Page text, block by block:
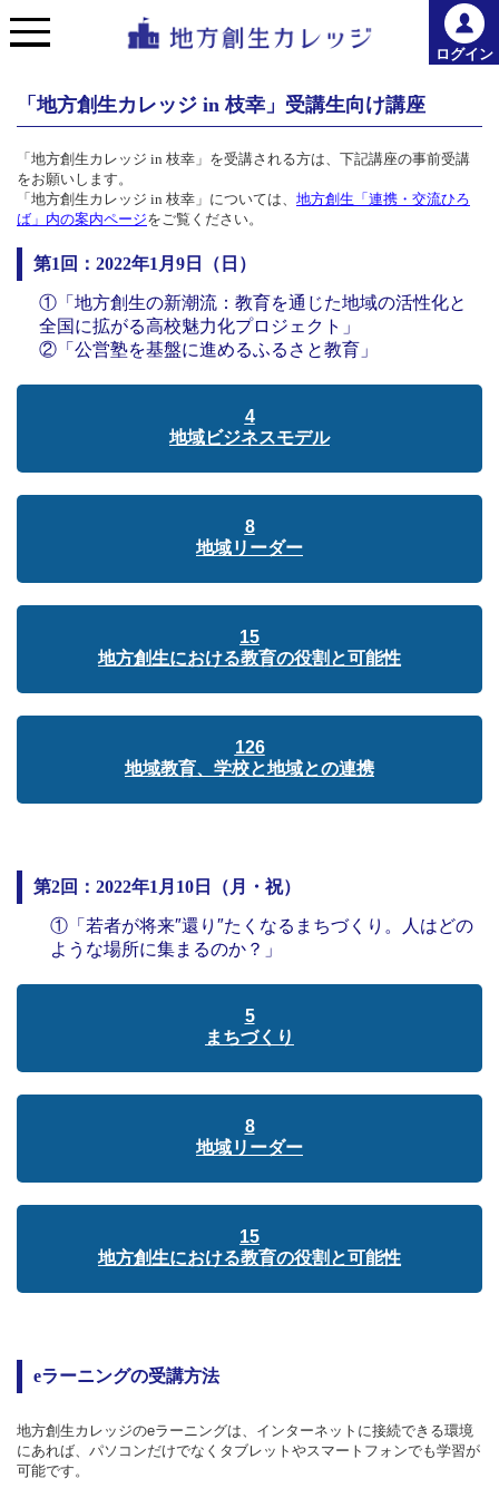
ログイン
「地方創生カレッジ in 枝幸」受講生向け講座
「地方創生カレッジ in 枝幸」を受講される方は、下記講座の事前受講
をお願いします。
「地方創生カレッジ in 枝幸」については、 地方創生「連携・交流ひろ
ば」内の案内ページをご覧ください。
第1回：2022年1月9日（日）
①「地方創生の新潮流：教育を通じた地域の活性化と
全国に拡がる高校魅力化プロジェクト」
②「公営塾を基盤に進めるふるさと教育」
4
地域ビジネスモデル
8
地域リーダー
15
地方創生における教育の役割と可能性
126
地域教育、学校と地域との連携
第2回：2022年1月10日（月・祝）
①「若者が将来″還り″たくなるまちづくり。人はどの
ような場所に集まるのか？」
5
まちづくり
8
地域リーダー
15
地方創生における教育の役割と可能性
eラーニングの受講方法
地方創生カレッジのeラーニングは、インターネットに接続できる環境
にあれば、パソコンだけでなくタブレットやスマートフォンでも学習が
可能です。